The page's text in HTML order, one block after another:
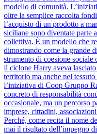
modello di comunità.
oltre la semplice raccolta
l’acquisto di un prodotto a
siciliane sono diventate parte
collettiva. È un modello che
dimostrando come la grande
strumento di coesione
il ciclone Harry aveva
territorio ma anche nel
l’iniziativa di Coop Gruppo
concreto di responsabilità
occasionale, ma un percorso
imprese, cittadini,
Perché, come recita il nome
mai il risultato dell’impegno